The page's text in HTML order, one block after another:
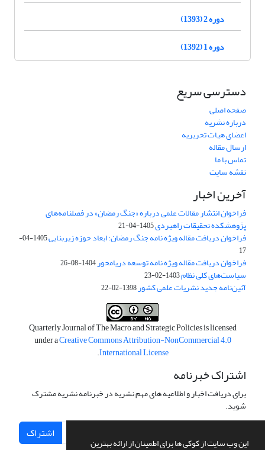
این وب سایت از کوکی ها برای اطمینان از ارائه بهترین
دوره 2 (1393)
دوره 1 (1392)
دسترسی سریع
صفحه اصلی
درباره نشریه
اعضای هیات تحریریه
ارسال مقاله
تماس با ما
نقشه سایت
آخرین اخبار
فراخوان انتشار مقالات علمی درباره «جنگ رمضان» در فصلنامه‌های
پژوهشکده تحقیقات راهبردی1405-04-21
فراخوان دریافت مقاله ویژه نامه جنگ رمضان؛ ابعاد حوزه زیربنایی
1405-04-
17
فراخوان دریافت مقاله ویژه نامه توسعه دریامحور1404-08-26
سیاست‌های کلی نظام1403-02-23
آئین‌نامه جدید نشریات علمی کشور1398-02-22
Quarterly Journal of The Macro and Strategic Policies is licensed
under aCreative Commons Attribution-NonCommercial 4.0
International License
.
اشتراک خبرنامه
برای دریافت اخبار و اطلاعیه های مهم نشریه در خبرنامه نشریه مشترک
شوید.
اشتراک